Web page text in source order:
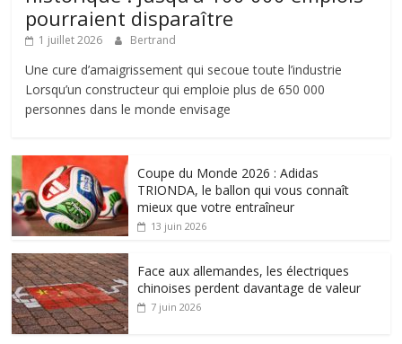
pourraient disparaître
1 juillet 2026 Bertrand
Une cure d’amaigrissement qui secoue toute l’industrie
Lorsqu’un constructeur qui emploie plus de 650 000
personnes dans le monde envisage
Coupe du Monde 2026 : Adidas
TRIONDA, le ballon qui vous connaît
mieux que votre entraîneur
13 juin 2026
Face aux allemandes, les électriques
chinoises perdent davantage de valeur
7 juin 2026